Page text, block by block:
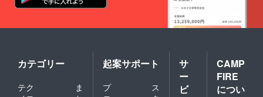
カテゴリー
テク
ま
起案サポート
プ
ス
サ
ー
ビ
CAMP
FIRE
につい